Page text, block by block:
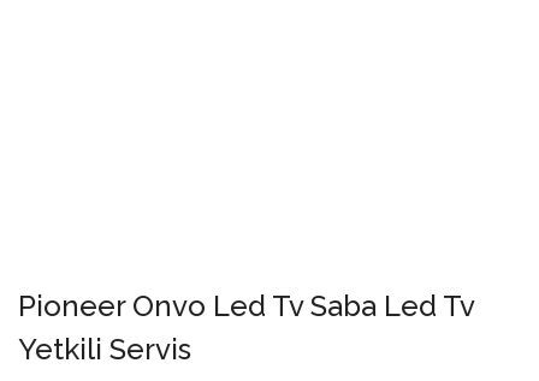
Pioneer Onvo Led Tv Saba Led Tv
Yetkili Servis